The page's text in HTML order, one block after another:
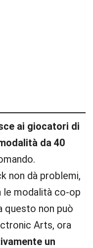
ai giocatori di
da 40
non dà problemi,
le modalità co-op
questo non può
Arts, ora
un